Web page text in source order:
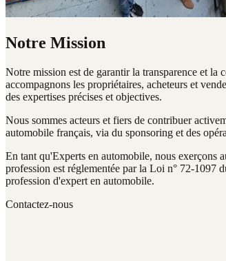
Notre Mission
Notre mission est de garantir la transparence et
accompagnons les propriétaires, acheteurs et
des expertises précises et objectives.
Nous sommes acteurs et fiers de contribuer
automobile français, via du sponsoring et des
En tant qu'Experts en automobile, nous exerçons
profession est réglementée par la Loi n° 72-1097
profession d'expert en automobile.
Contactez-nous